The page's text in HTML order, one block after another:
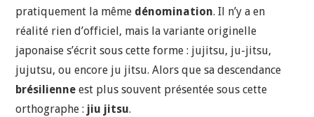
pratiquement la même dénomination. Il n’y a en
réalité rien d’officiel, mais la variante originelle
japonaise s’écrit sous cette forme : jujitsu, ju-jitsu,
jujutsu, ou encore ju jitsu. Alors que sa descendance
brésilienne est plus souvent présentée sous cette
orthographe : jiu jitsu.